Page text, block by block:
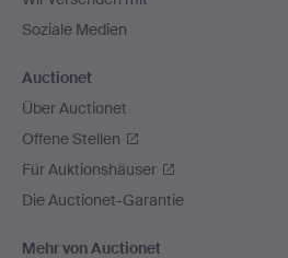
Soziale Medien
Auctionet
Über Auctionet
Offene Stellen
Für Auktionshäuser
Die Auctionet-Garantie
Mehr von Auctionet